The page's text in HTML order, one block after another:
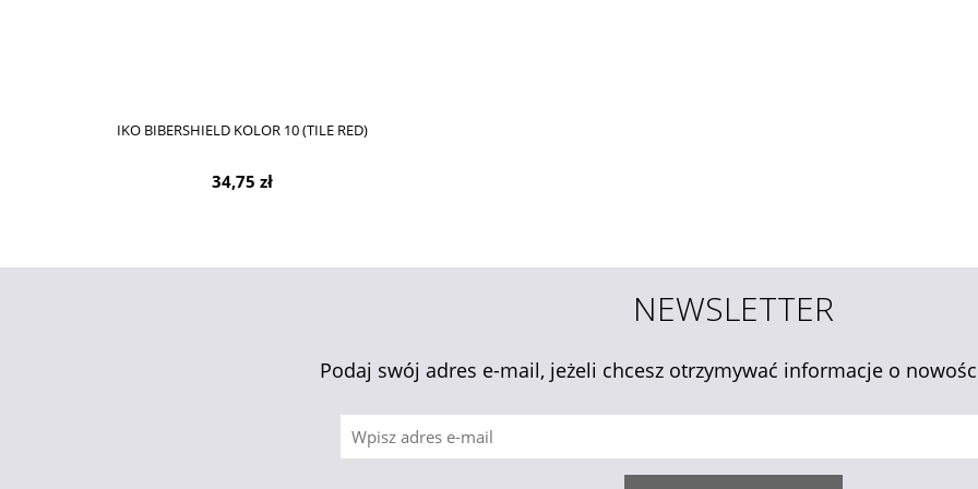
IKO BIBERSHIELD KOLOR 10 (TILE RED)
34,75 zł
NEWSLETTER
Podaj swój adres e-mail, jeżeli chcesz otrzymywać informacje o